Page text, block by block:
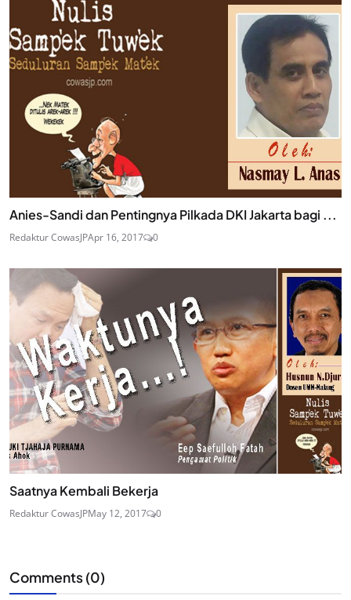
Anies-Sandi dan Pentingnya Pilkada DKI Jakarta bagi ...
Redaktur CowasJPApr 16, 2017 0
Saatnya Kembali Bekerja
Redaktur CowasJPMay 12, 2017 0
Comments (0)